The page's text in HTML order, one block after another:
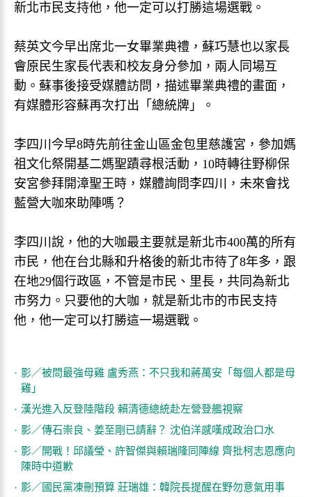
新北市民支持他，他一定可以打勝這場選戰。
蔡英文今早出席北一女畢業典禮，蘇巧慧也以家長
會原民生家長代表和校友身分參加，兩人同場互
動。蘇事後接受媒體訪問，描述畢業典禮的畫面，
有媒體形容蘇再次打出「總統牌」。
李四川今早8時先前往金山區金包里慈護宮，參加媽
祖文化祭開基二媽聖蹟尋根活動，10時轉往野柳保
安宮參拜開漳聖王時，媒體詢問李四川，未來會找
藍營大咖來助陣嗎？
李四川說，他的大咖最主要就是新北市400萬的所有
市民，他在台北縣和升格後的新北市待了8年多，跟
在地29個行政區，不管是市民、里長，共同為新北
市努力。只要他的大咖，就是新北市的市民支持
他，他一定可以打勝這一場選戰。
影／被問最強母雞 盧秀燕：不只我和蔣萬安「每個人都是母
雞」
漢光進入反登陸階段 賴清德總統赴左營登艦視察
影／傳石崇良、姜至剛已請辭？ 沈伯洋感嘆成政治口水
影／開戰！邱議瑩、許智傑與賴瑞隆同陣線 齊批柯志恩應向
陳時中道歉
影／國民黨凍刪預算 莊瑞雄：韓院長提醒在野勿意氣用事